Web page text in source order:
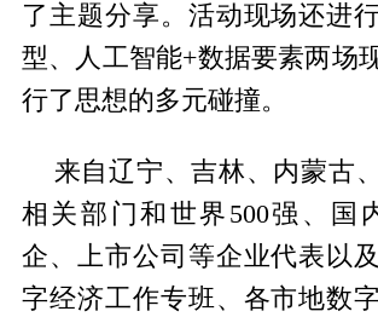
了主题分享。活动现场还进
型、人工智能+数据要素两场
行了思想的多元碰撞。
来自辽宁、吉林、内蒙古
相关部门和世界500强、国
企、上市公司等企业代表以
字经济工作专班、各市地数